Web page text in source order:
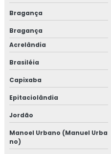
Bragança
Bragança
Acrelândia
Brasiléia
Capixaba
Epitaciolândia
Jordão
Manoel Urbano (Manuel Urba
no)